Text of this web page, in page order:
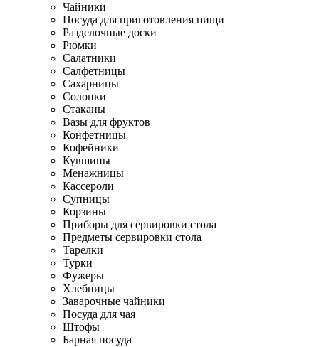
Чайники
Посуда для приготовления пищи
Разделочные доски
Рюмки
Салатники
Салфетницы
Сахарницы
Солонки
Стаканы
Вазы для фруктов
Конфетницы
Кофейники
Кувшины
Менажницы
Кассероли
Супницы
Корзины
Приборы для сервировки стола
Предметы сервировки стола
Тарелки
Турки
Фужеры
Хлебницы
Заварочные чайники
Посуда для чая
Штофы
Барная посуда